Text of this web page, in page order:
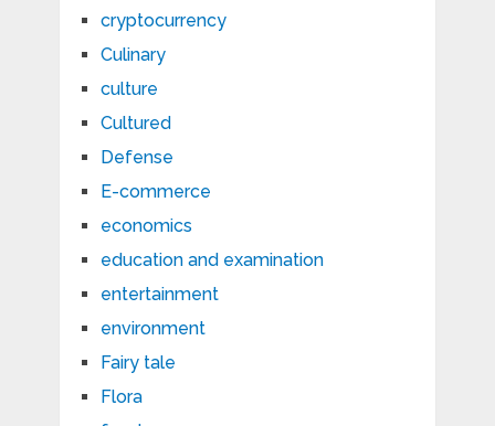
cryptocurrency
Culinary
culture
Cultured
Defense
E-commerce
economics
education and examination
entertainment
environment
Fairy tale
Flora